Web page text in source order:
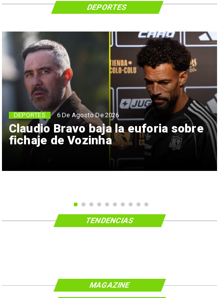
Claudio Bravo baja la euforia sobre
fichaje de Vozinha
DEPORTES 6 De Agosto De 2026
DEPORTES
TENDENCIAS
MAGAZINE